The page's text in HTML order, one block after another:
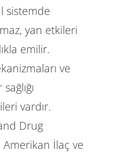
sistemde
yan etkileri
emilir.
ve
vardır.
Drug
İlaç ve